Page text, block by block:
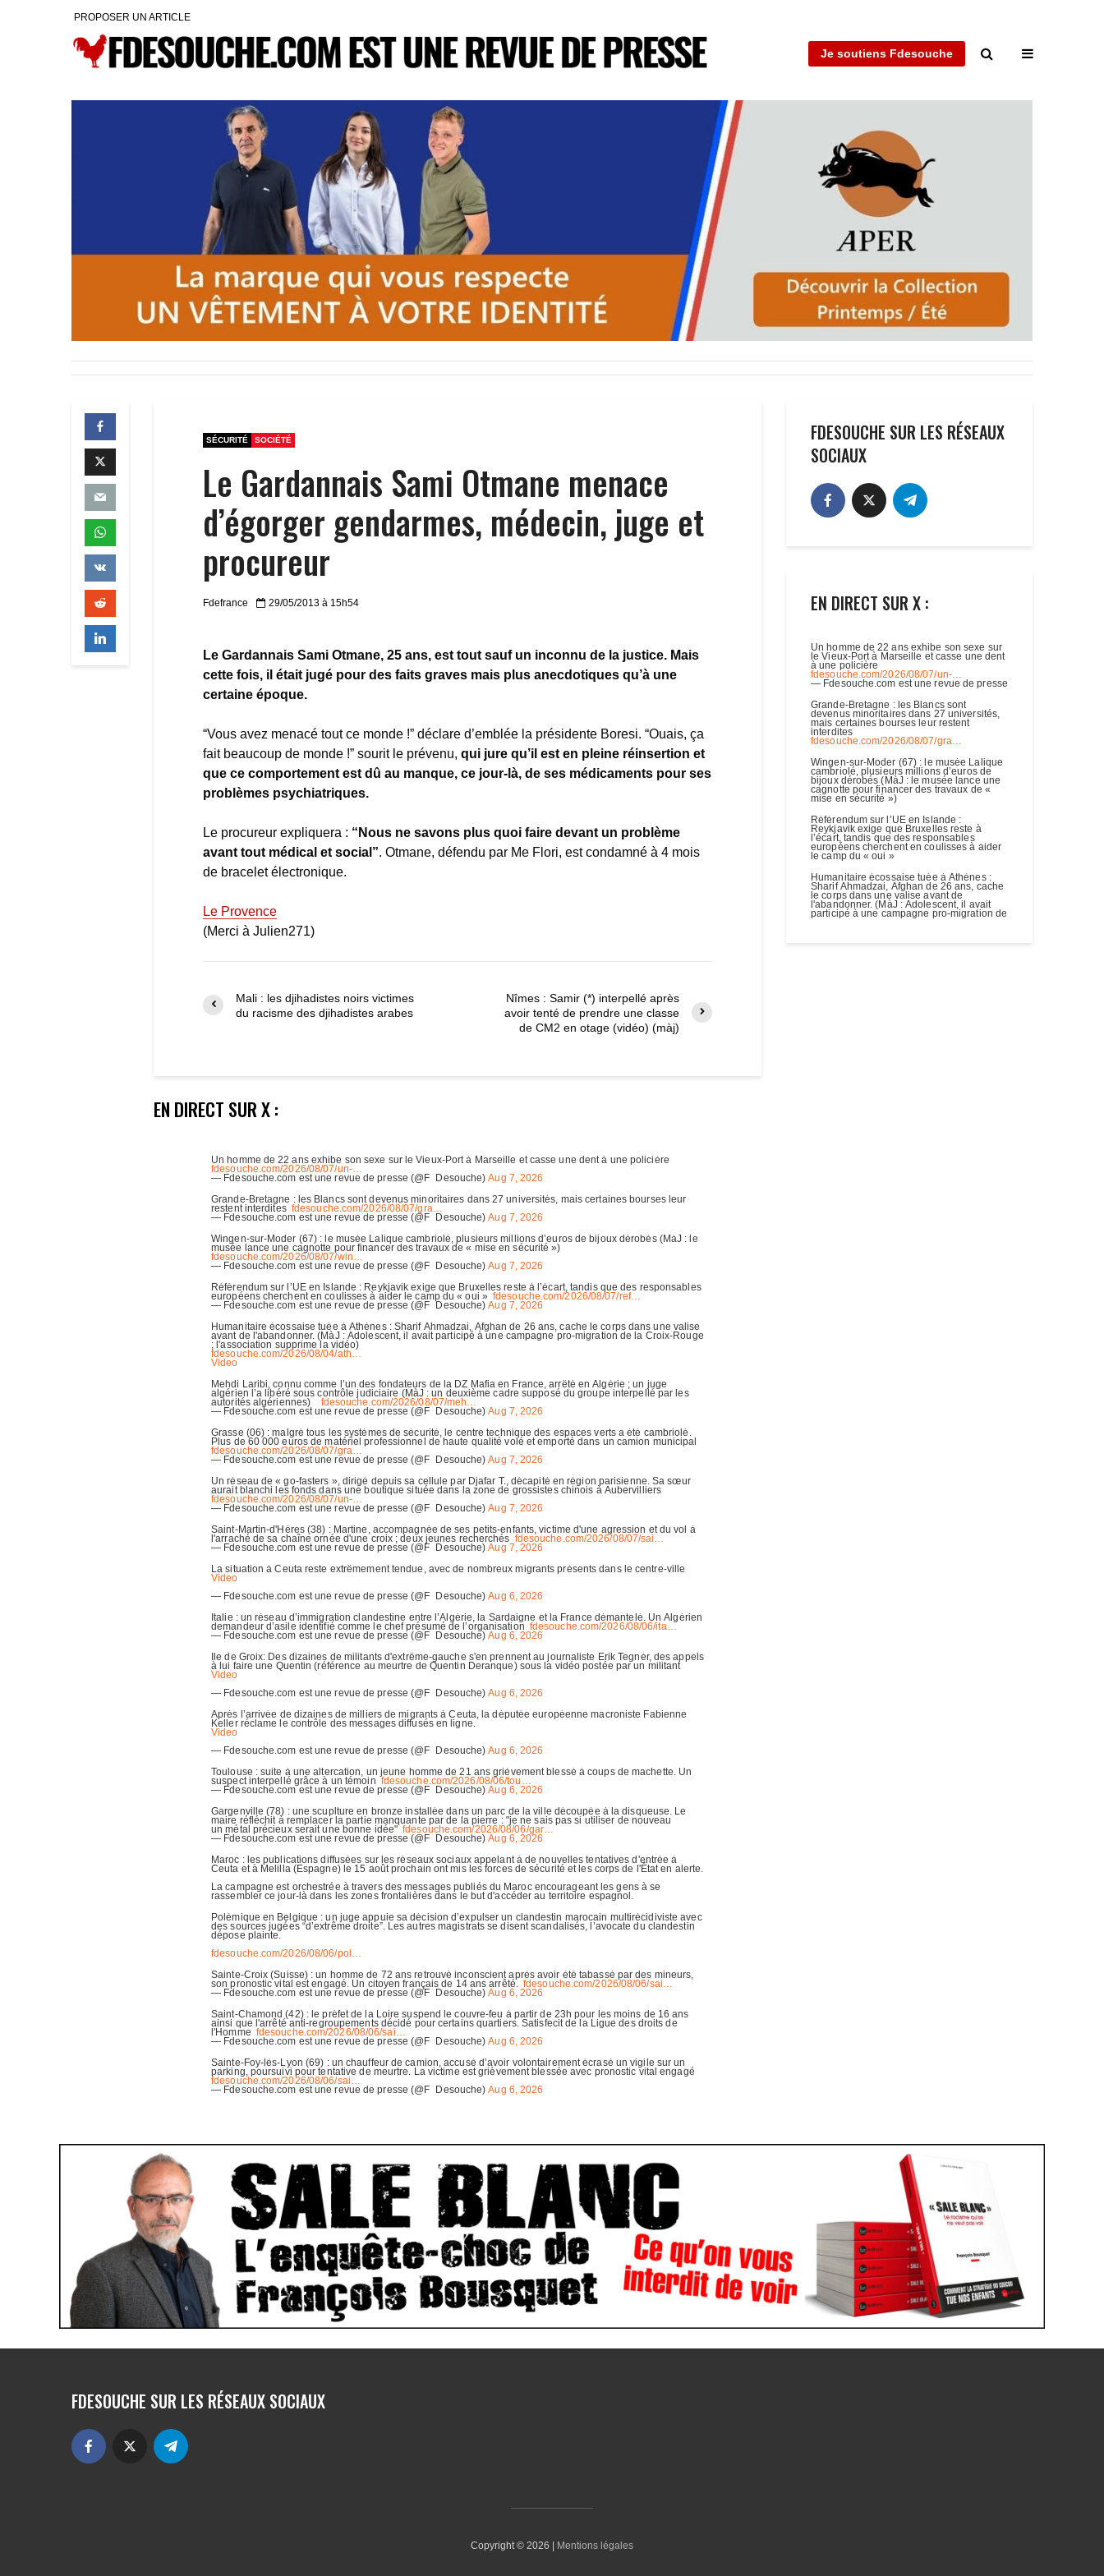
PROPOSER UN ARTICLE
Je soutiens Fdesouche
SÉCURITÉ SOCIÉTÉ
Le Gardannais Sami Otmane menace
d’égorger gendarmes, médecin, juge et
procureur
Fdefrance 29/05/2013 à 15h54
Le Gardannais Sami Otmane, 25 ans, est tout sauf un inconnu de la justice. Mais
cette fois, il était jugé pour des faits graves mais plus anecdotiques qu’à une
certaine époque.
“Vous avez menacé tout ce monde !” déclare d’emblée la présidente Boresi. “Ouais, ça
fait beaucoup de monde !” sourit le prévenu, qui jure qu’il est en pleine réinsertion et
que ce comportement est dû au manque, ce jour-là, de ses médicaments pour ses
problèmes psychiatriques.
Le procureur expliquera : “Nous ne savons plus quoi faire devant un problème
avant tout médical et social”. Otmane, défendu par Me Flori, est condamné à 4 mois
de bracelet électronique.
Le Provence
(Merci à Julien271)
Mali : les djihadistes noirs victimes
du racisme des djihadistes arabes
Nîmes : Samir (*) interpellé après
avoir tenté de prendre une classe
de CM2 en otage (vidéo) (màj)
EN DIRECT SUR X :
FDESOUCHE SUR LES RÉSEAUX
SOCIAUX
EN DIRECT SUR X :
FDESOUCHE SUR LES RÉSEAUX SOCIAUX
Copyright © 2026 | Mentions légales